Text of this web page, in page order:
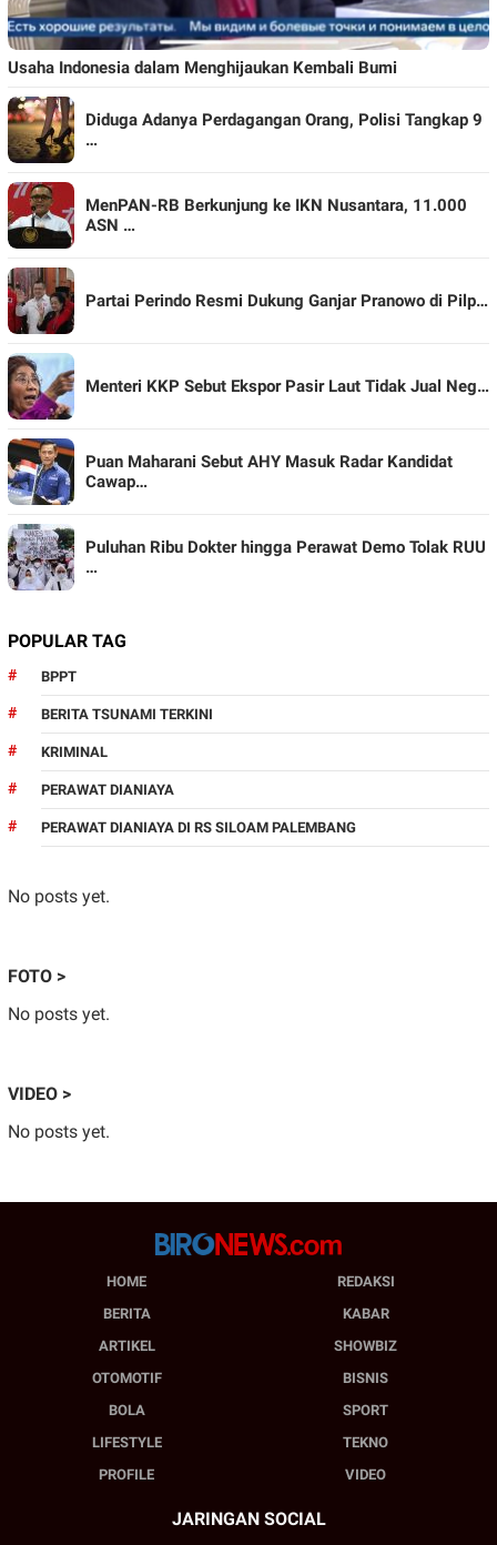
Usaha Indonesia dalam Menghijaukan Kembali Bumi
Diduga Adanya Perdagangan Orang, Polisi Tangkap 9
…
MenPAN-RB Berkunjung ke IKN Nusantara, 11.000
ASN …
Partai Perindo Resmi Dukung Ganjar Pranowo di Pilp…
Menteri KKP Sebut Ekspor Pasir Laut Tidak Jual Neg…
Puan Maharani Sebut AHY Masuk Radar Kandidat
Cawap…
Puluhan Ribu Dokter hingga Perawat Demo Tolak RUU
…
POPULAR TAG
BPPT
BERITA TSUNAMI TERKINI
KRIMINAL
PERAWAT DIANIAYA
PERAWAT DIANIAYA DI RS SILOAM PALEMBANG
No posts yet.
FOTO >
No posts yet.
VIDEO >
No posts yet.
HOME
REDAKSI
BERITA
KABAR
ARTIKEL
SHOWBIZ
OTOMOTIF
BISNIS
BOLA
SPORT
LIFESTYLE
TEKNO
PROFILE
VIDEO
JARINGAN SOCIAL